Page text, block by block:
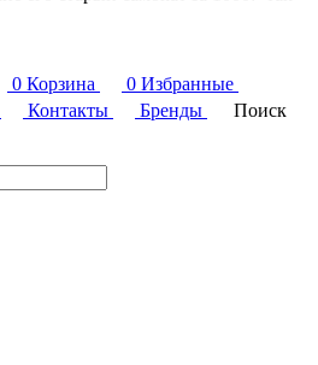
0 Корзина 0 Избранные
Контакты Бренды
Поиск